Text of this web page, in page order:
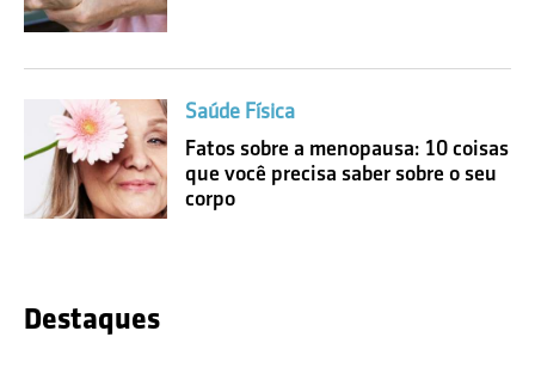
Saúde Física
Fatos sobre a menopausa: 10 coisas
que você precisa saber sobre o seu
corpo
Destaques